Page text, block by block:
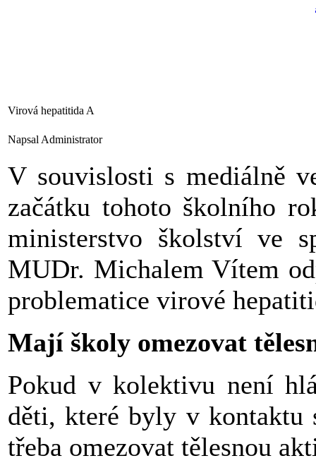
Virová hepatitida A
Napsal Administrator
V souvislosti s mediálně
začátku tohoto školního
ministerstvo školství ve
MUDr. Michalem Vítem
problematice virové
Mají školy omezovat
Pokud v kolektivu není
děti, které byly v
třeba omezovat tělesnou